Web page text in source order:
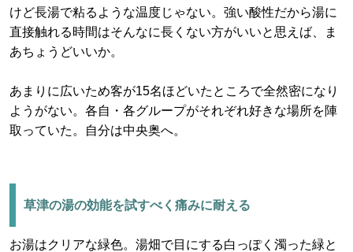
けど長湯で粘るような温度じゃない。強い酸性だから湯に
直接触れる時間はそんなに長くない方がいいと思えば、ま
あちょうどいいか。
あまりに広いため客が15名ほどいたところで全然密になり
ようがない。各自・各グループがそれぞれ好きな場所を陣
取っていた。自分は中央奥へ。
草津の湯の効能を試すべく痛みに耐える
お湯はクリアな緑色。湯畑で目にする白っぽく濁った緑と